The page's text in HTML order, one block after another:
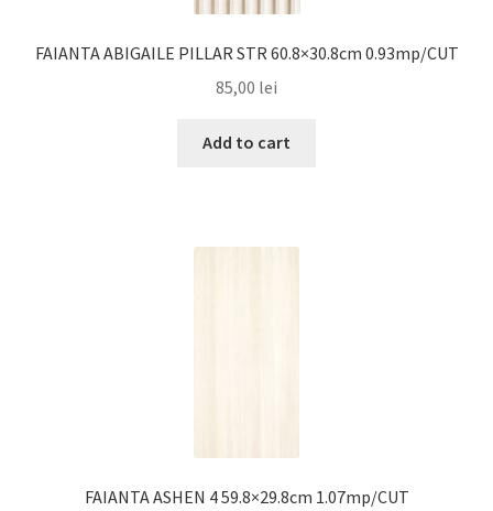
FAIANTA ABIGAILE PILLAR STR 60.8×30.8cm 0.93mp/CUT
85,00 lei
Add to cart
FAIANTA ASHEN 4 59.8×29.8cm 1.07mp/CUT